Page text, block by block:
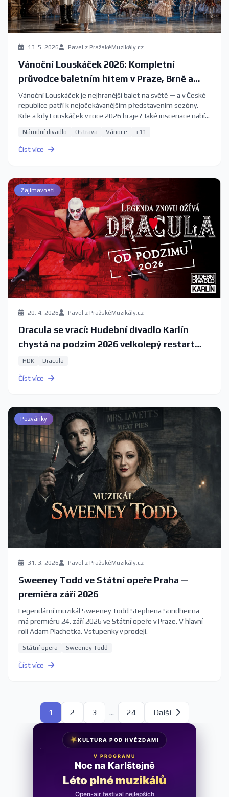
13. 5. 2026 Pavel z PražskéMuzikály.cz
Vánoční Louskáček 2026: Kompletní
průvodce baletním hitem v Praze, Brně a
Ostravě
Vánoční Louskáček je nejhranější balet na světě — a v České
republice patří k nejočekávanějším představením sezóny.
Kde a kdy Louskáček v roce 2026 hraje? Jaké inscenace nabízí
moravskoslezské? Kdy rezervovat vstupenky, aby vám
nezůstaly jen poslední řady balkonu? Kompletní průvodce
Národní divadlo Ostrava Vánoce +11
Číst více
Zajímavosti
20. 4. 2026 Pavel z PražskéMuzikály.cz
Dracula se vrací: Hudební divadlo Karlín
chystá na podzim 2026 velkolepý restart
legendárního muzikálu
HDK Dracula
Číst více
Pozvánky
31. 3. 2026 Pavel z PražskéMuzikály.cz
Sweeney Todd ve Státní opeře Praha —
premiéra září 2026
Legendární muzikál Sweeney Todd Stephena Sondheima
má premiéru 24. září 2026 ve Státní opeře v Praze. V hlavní
roli Adam Plachetka. Vstupenky v prodeji.
Státní opera Sweeney Todd
Číst více
1 2 3 ... 24 Další
★KULTURA POD HVĚZDAMI
V PROGRAMU
Cena za něžnost
Léto plné muzikálů
Open-air festival nejlepších